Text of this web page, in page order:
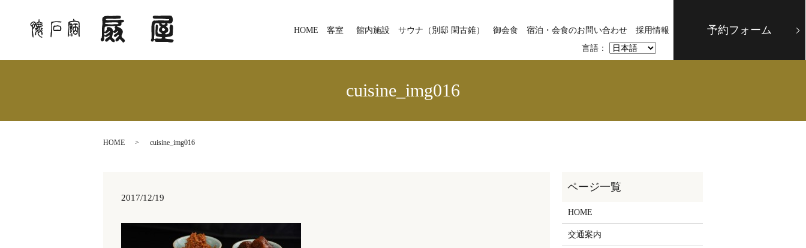
言語：
HOME 客室 館内施設 サウナ（別邸 閑古錐） 御会食 宿泊・会食のお問い合わせ 採用情報 予約フォーム
cuisine_img016
HOME cuisine_img016
2017/12/19
HOME
交通案内